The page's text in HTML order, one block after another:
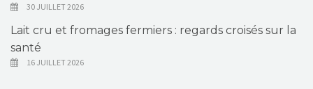
30 JUILLET 2026
Lait cru et fromages fermiers : regards croisés sur la
santé
16 JUILLET 2026